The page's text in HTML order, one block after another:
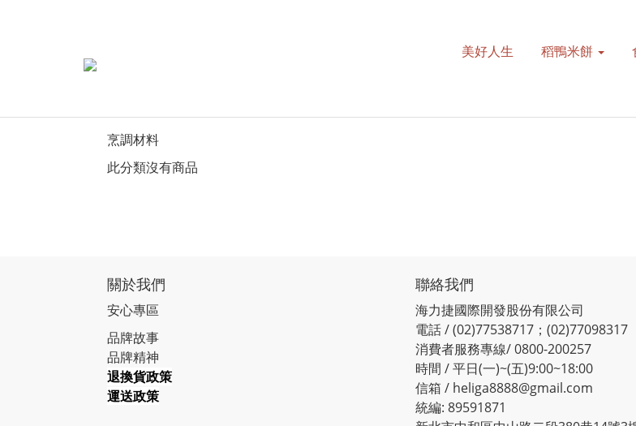
美好人生 稻鴨米餅
烹調材料
此分類沒有商品
關於我們
安心專區
品牌故事
品牌精神
退換貨政策
運送政策
聯絡我們
海力捷國際開發股份有限公司
電話 / (02)77538717；(02)77098317
消費者服務專線/ 0800-200257
時間 / 平日(一)~(五)9:00~18:00
信箱 / heliga8888@gmail.com
統編: 89591871